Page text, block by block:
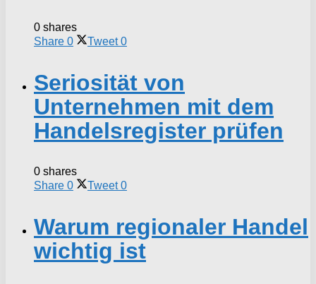
0 shares
Share 0 Tweet 0
Seriosität von
Unternehmen mit dem
Handelsregister prüfen
0 shares
Share 0 Tweet 0
Warum regionaler Handel
wichtig ist